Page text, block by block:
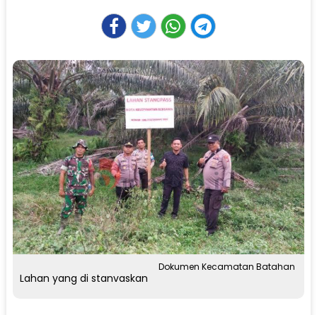
Dokumen Kecamatan Batahan
Lahan yang di stanvaskan